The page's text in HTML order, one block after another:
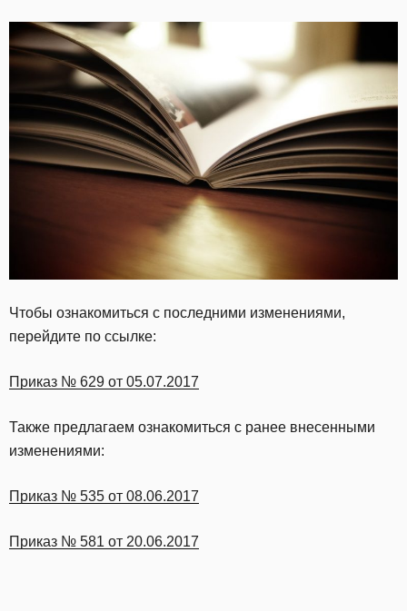
Чтобы ознакомиться с последними изменениями,
перейдите по ссылке:
Приказ № 629 от 05.07.2017
Также предлагаем ознакомиться с ранее внесенными
изменениями:
Приказ № 535 от 08.06.2017
Приказ № 581 от 20.06.2017